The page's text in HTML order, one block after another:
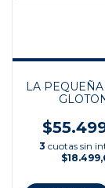
LA
3 cuotas sin